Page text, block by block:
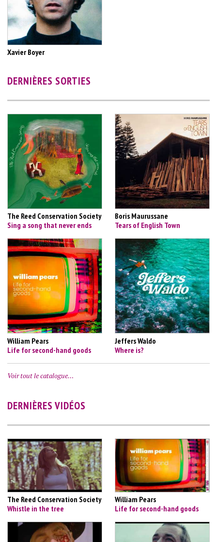
Xavier Boyer
DERNIÈRES SORTIES
The Reed Conservation Society
Sing a song that never ends
Boris Maurussane
Tears of English Town
William Pears
Life for second-hand goods
Jeffers Waldo
Where is?
Voir tout le catalogue…
DERNIÈRES VIDÉOS
The Reed Conservation Society
Whistle in the tree
William Pears
Life for second-hand goods